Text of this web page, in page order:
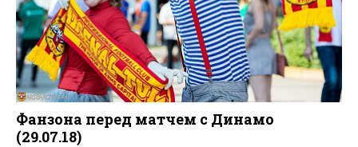
Фанзона перед матчем с Динамо
(29.07.18)